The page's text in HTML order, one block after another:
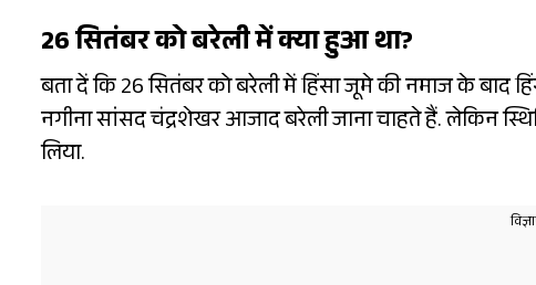
26 सितंबर को बरेली में क्या हुआ था?
बता दें कि 26 सितंबर को बरेली में हिंसा जूमे की नमाज के
नगीना सांसद चंद्रशेखर आजाद बरेली जाना चाहते हैं. लेकिन
लिया.